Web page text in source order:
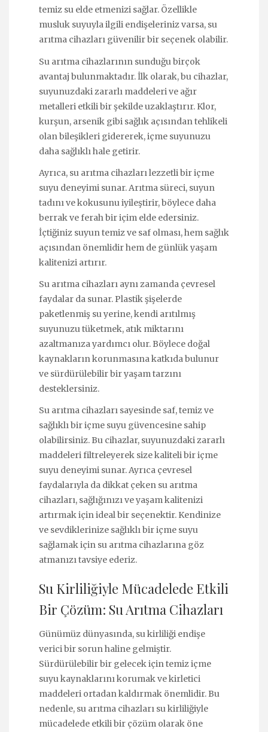
temiz su elde etmenizi sağlar. Özellikle
musluk suyuyla ilgili endişeleriniz varsa, su
arıtma cihazları güvenilir bir seçenek olabilir.
Su arıtma cihazlarının sunduğu birçok
avantaj bulunmaktadır. İlk olarak, bu cihazlar,
suyunuzdaki zararlı maddeleri ve ağır
metalleri etkili bir şekilde uzaklaştırır. Klor,
kurşun, arsenik gibi sağlık açısından tehlikeli
olan bileşikleri gidererek, içme suyunuzu
daha sağlıklı hale getirir.
Ayrıca, su arıtma cihazları lezzetli bir içme
suyu deneyimi sunar. Arıtma süreci, suyun
tadını ve kokusunu iyileştirir, böylece daha
berrak ve ferah bir içim elde edersiniz.
İçtiğiniz suyun temiz ve saf olması, hem sağlık
açısından önemlidir hem de günlük yaşam
kalitenizi artırır.
Su arıtma cihazları aynı zamanda çevresel
faydalar da sunar. Plastik şişelerde
paketlenmiş su yerine, kendi arıtılmış
suyunuzu tüketmek, atık miktarını
azaltmanıza yardımcı olur. Böylece doğal
kaynakların korunmasına katkıda bulunur
ve sürdürülebilir bir yaşam tarzını
desteklersiniz.
Su arıtma cihazları sayesinde saf, temiz ve
sağlıklı bir içme suyu güvencesine sahip
olabilirsiniz. Bu cihazlar, suyunuzdaki zararlı
maddeleri filtreleyerek size kaliteli bir içme
suyu deneyimi sunar. Ayrıca çevresel
faydalarıyla da dikkat çeken su arıtma
cihazları, sağlığınızı ve yaşam kalitenizi
artırmak için ideal bir seçenektir. Kendinize
ve sevdiklerinize sağlıklı bir içme suyu
sağlamak için su arıtma cihazlarına göz
atmanızı tavsiye ederiz.
Su Kirliliğiyle Mücadelede Etkili
Bir Çözüm: Su Arıtma Cihazları
Günümüz dünyasında, su kirliliği endişe
verici bir sorun haline gelmiştir.
Sürdürülebilir bir gelecek için temiz içme
suyu kaynaklarını korumak ve kirletici
maddeleri ortadan kaldırmak önemlidir. Bu
nedenle, su arıtma cihazları su kirliliğiyle
mücadelede etkili bir çözüm olarak öne